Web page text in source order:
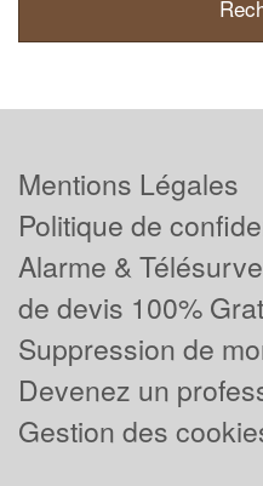
Mentions Légales
Politique de
Alarme &
de devis 100%
Suppression de
Devenez un
Gestion des